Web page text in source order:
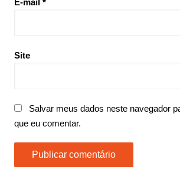
E-mail *
Site
Salvar meus dados neste navegador
que eu comentar.